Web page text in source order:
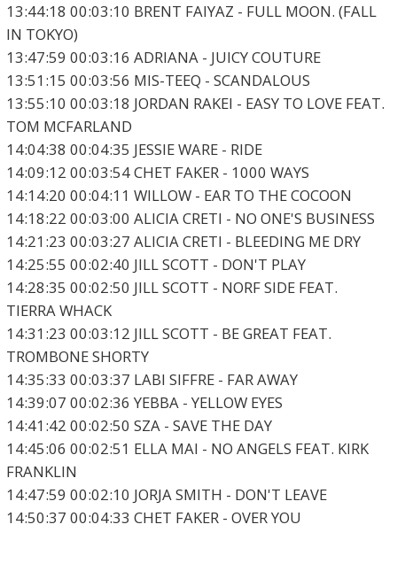
13:44:18 00:03:10 BRENT FAIYAZ - FULL MOON. (FALL
IN TOKYO)
13:47:59 00:03:16 ADRIANA - JUICY COUTURE
13:51:15 00:03:56 MIS-TEEQ - SCANDALOUS
13:55:10 00:03:18 JORDAN RAKEI - EASY TO LOVE FEAT.
TOM MCFARLAND
14:04:38 00:04:35 JESSIE WARE - RIDE
14:09:12 00:03:54 CHET FAKER - 1000 WAYS
14:14:20 00:04:11 WILLOW - EAR TO THE COCOON
14:18:22 00:03:00 ALICIA CRETI - NO ONE'S BUSINESS
14:21:23 00:03:27 ALICIA CRETI - BLEEDING ME DRY
14:25:55 00:02:40 JILL SCOTT - DON'T PLAY
14:28:35 00:02:50 JILL SCOTT - NORF SIDE FEAT.
TIERRA WHACK
14:31:23 00:03:12 JILL SCOTT - BE GREAT FEAT.
TROMBONE SHORTY
14:35:33 00:03:37 LABI SIFFRE - FAR AWAY
14:39:07 00:02:36 YEBBA - YELLOW EYES
14:41:42 00:02:50 SZA - SAVE THE DAY
14:45:06 00:02:51 ELLA MAI - NO ANGELS FEAT. KIRK
FRANKLIN
14:47:59 00:02:10 JORJA SMITH - DON'T LEAVE
14:50:37 00:04:33 CHET FAKER - OVER YOU